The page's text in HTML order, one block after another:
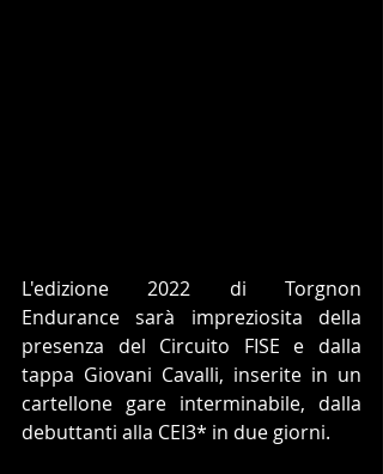
L'edizione 2022 di Torgnon
Endurance sarà impreziosita della
presenza del Circuito FISE e dalla
tappa Giovani Cavalli, inserite in un
cartellone gare interminabile, dalla
debuttanti alla CEI3* in due giorni.